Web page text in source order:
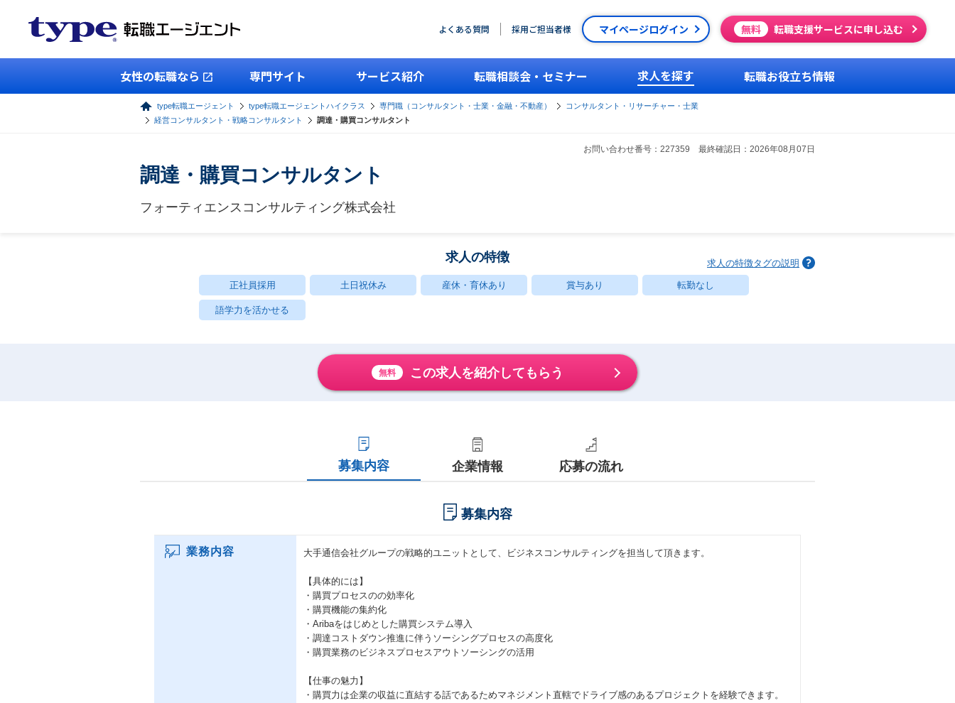
よくある質問 採用ご担当者様 マイページログイン 無料 転職支援サービスに申し込む
女性の転職なら 専門サイト サービス紹介 転職相談会・セミナー 求人を探す 転職お役立ち情報
type転職エージェント type転職エージェントハイクラス 専門職（コンサルタント・士業・金融・不動産）
コンサルタント・リサーチャー・士業
経営コンサルタント・戦略コンサルタント
調達・購買コンサルタント
お問い合わせ番号：227359 最終確認日：2026年08月07日
調達・購買コンサルタント
フォーティエンスコンサルティング株式会社
求人の特徴 求人の特徴タグの説明
正社員採用 土日祝休み 産休・育休あり 賞与あり 転勤なし
語学力を活かせる
無料 この求人を紹介してもらう
募集内容 企業情報 応募の流れ
募集内容
業務内容 大手通信会社グループの戦略的ユニットとして、ビジネスコンサルティングを担当して頂きます。
【具体的には】
・購買プロセスのの効率化
・購買機能の集約化
・Aribaをはじめとした購買システム導入
・調達コストダウン推進に伴うソーシングプロセスの高度化
・購買業務のビジネスプロセスアウトソーシングの活用
【仕事の魅力】
・購買力は企業の収益に直結する話であるためマネジメント直轄でドライブ感のあるプロジェクトを経験できます。